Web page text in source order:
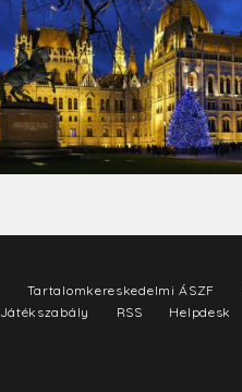
Tartalomkereskedelmi ÁSZF
Játékszabály RSS Helpdesk